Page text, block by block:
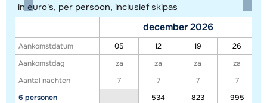
in euro's, per persoon, inclusief skipas
Aankomstdatum
Aankomstdag
Aantal nachten
6 personen
december 2026
05 12 19
26
za
za za
za
7
7 7
7
534
823
995